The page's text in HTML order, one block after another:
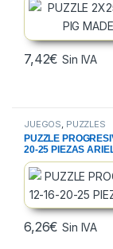
7,42€ Sin IVA
JUEGOS PUZZLES
PUZZLE
20-25 PIEZAS
6,26€ Sin IVA